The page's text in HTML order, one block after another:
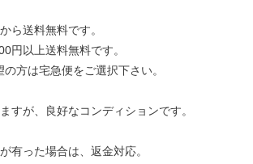
ら送料無料です。
円以上送料無料です。
方は宅急便をご選択下さい。
すが、良好なコンディションです。
有った場合は、返金対応。